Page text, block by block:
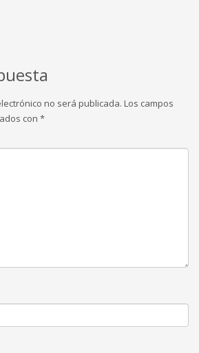
no será publicada. Los campos
con *